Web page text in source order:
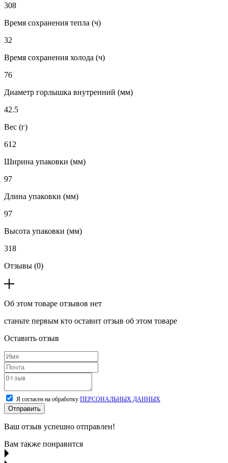
308
Время сохранения тепла (ч)
32
Время сохранения холода (ч)
76
Диаметр горлышка внутренний (мм)
42.5
Вес (г)
612
Ширина упаковки (мм)
97
Длина упаковки (мм)
97
Высота упаковки (мм)
318
Отзывы (0)
Об этом товаре отзывов нет
станьте первым кто оставит отзыв об этом товаре
Оставить отзыв
Я согласен на обработку ПЕРСОНАЛЬНЫХ ДАННЫХ
Отправить
Ваш отзыв успешно отправлен!
Вам также понравится